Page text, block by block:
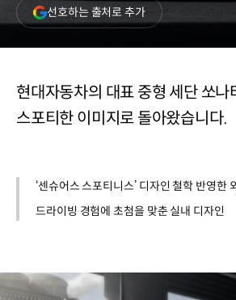
선호하는 출처로 추가(새
창
열림)
현대자동차의 대표 중형 세단 쏘나
스포티한 이미지로 돌아왔습니다.
‘센슈어스 스포티니스’ 디자인 철학 반영한
드라이빙 경험에 초첨을 맞춘 실내 디자인